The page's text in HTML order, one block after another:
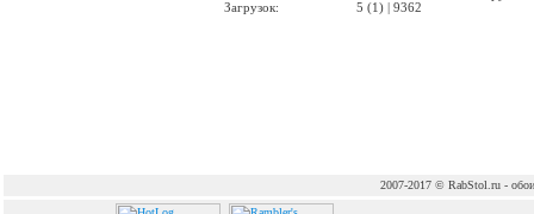
Загрузок:
5 (1) | 9362
2007-2017 © RabStol.ru - обои